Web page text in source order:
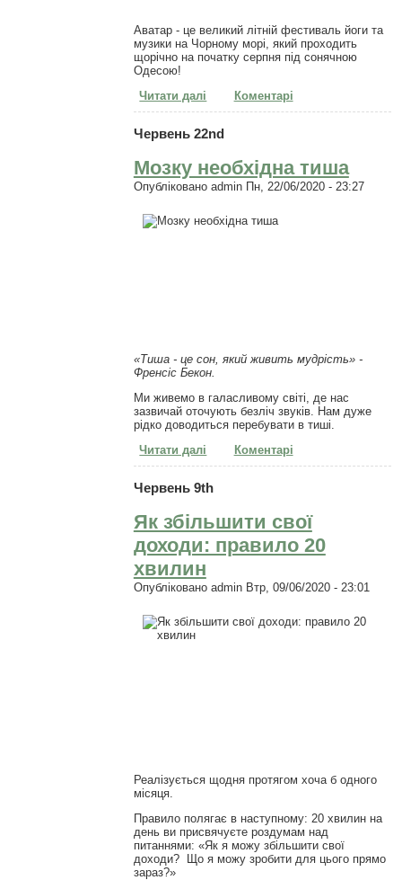
Аватар - це великий літній фестиваль йоги та
музики на Чорному морі, який проходить
щорічно на початку серпня під сонячною
Одесою!
Читати далі про Aватар – фестиваль йоги та
музики під Одесою біля моря (1-
Коментарі
Червень 22nd
Мозку необхідна тиша
Опубліковано adminПн, 22/06/2020 - 23:27
«Тиша - це сон, який живить мудрість» -
Френсіс Бекон.
Ми живемо в галасливому світі, де нас
зазвичай оточують безліч звуків. Нам дуже
рідко доводиться перебувати в тиші.
Читати далі про Мозку необхідна тиша
Коментарі
Червень 9th
Як збільшити свої
доходи: правило 20
хвилин
Опубліковано adminВтр, 09/06/2020 - 23:01
Реалізується щодня протягом хоча б одного
місяця.
Правило полягає в наступному: 20 хвилин на
день ви присвячуєте роздумам над
питаннями: «Як я можу збільшити свої
доходи? Що я можу зробити для цього прямо
зараз?»